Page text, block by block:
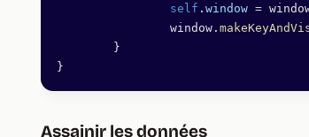
		self
. window =
		window.
	}
}
Assainir les données